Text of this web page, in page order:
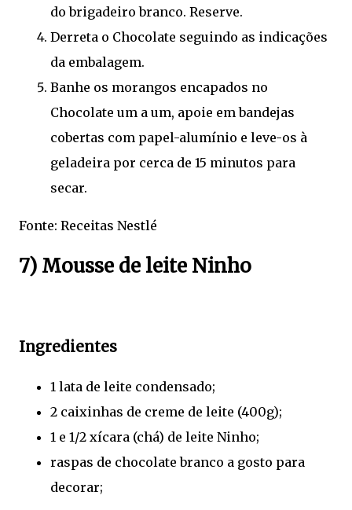
do brigadeiro branco. Reserve.
Derreta o Chocolate seguindo as indicações
da embalagem.
Banhe os morangos encapados no
Chocolate um a um, apoie em bandejas
cobertas com papel-alumínio e leve-os à
geladeira por cerca de 15 minutos para
secar.
Fonte: Receitas Nestlé
7) Mousse de leite Ninho
Ingredientes
1 lata de leite condensado;
2 caixinhas de creme de leite (400g);
1 e 1/2 xícara (chá) de leite Ninho;
raspas de chocolate branco a gosto para
decorar;